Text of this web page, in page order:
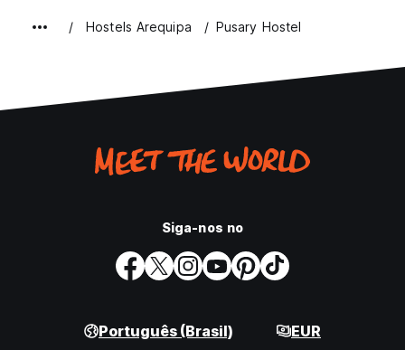
Hostels Arequipa Pusary Hostel
Siga-nos no
Português (Brasil) EUR